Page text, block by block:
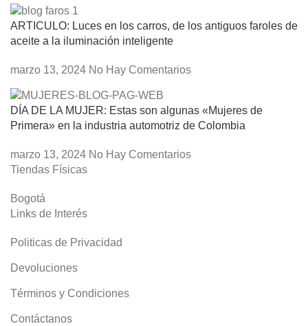
ARTICULO: Luces en los carros, de los antiguos faroles de
aceite a la iluminación inteligente
marzo 13, 2024 No Hay Comentarios
DÍA DE LA MUJER: Estas son algunas «Mujeres de
Primera» en la industria automotriz de Colombia
marzo 13, 2024 No Hay Comentarios
Tiendas Físicas
Bogotá
Links de Interés
Politicas de Privacidad
Devoluciones
Términos y Condiciones
Contáctanos